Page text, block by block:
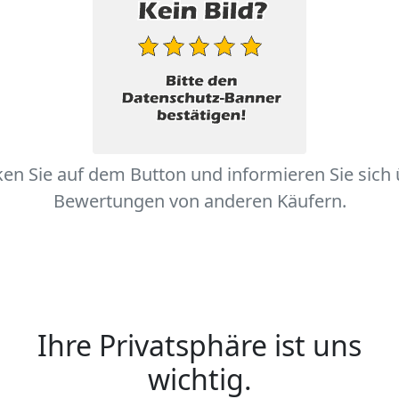
Sie auf dem Button und informieren Sie sich
Bewertungen von anderen Käufern.
Ihre Privatsphäre ist uns
wichtig.